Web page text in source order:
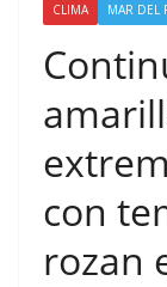
CLIMA MAR DEL
con
rozan